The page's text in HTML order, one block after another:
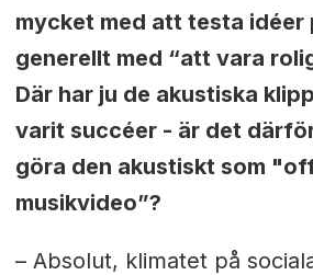
mycket med att testa idéer
generellt med “att vara
Där har ju de akustiska
varit succéer - är det
göra den akustiskt som
musikvideo”?
– Absolut, klimatet på